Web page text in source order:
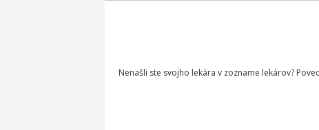
Nenašli ste svojho lekára v zozname lekárov?